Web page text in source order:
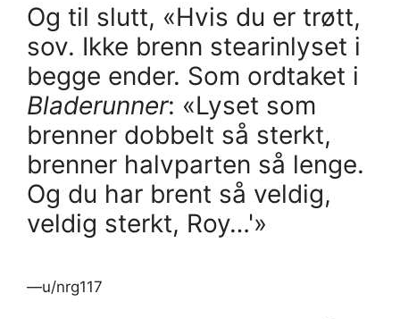
Og til slutt, «Hvis du er trøtt,
sov. Ikke brenn stearinlyset i
begge ender. Som ordtaket i
Bladerunner: «Lyset som
brenner dobbelt så sterkt,
brenner halvparten så lenge.
Og du har brent så veldig,
veldig sterkt, Roy…'»
—u/nrg117